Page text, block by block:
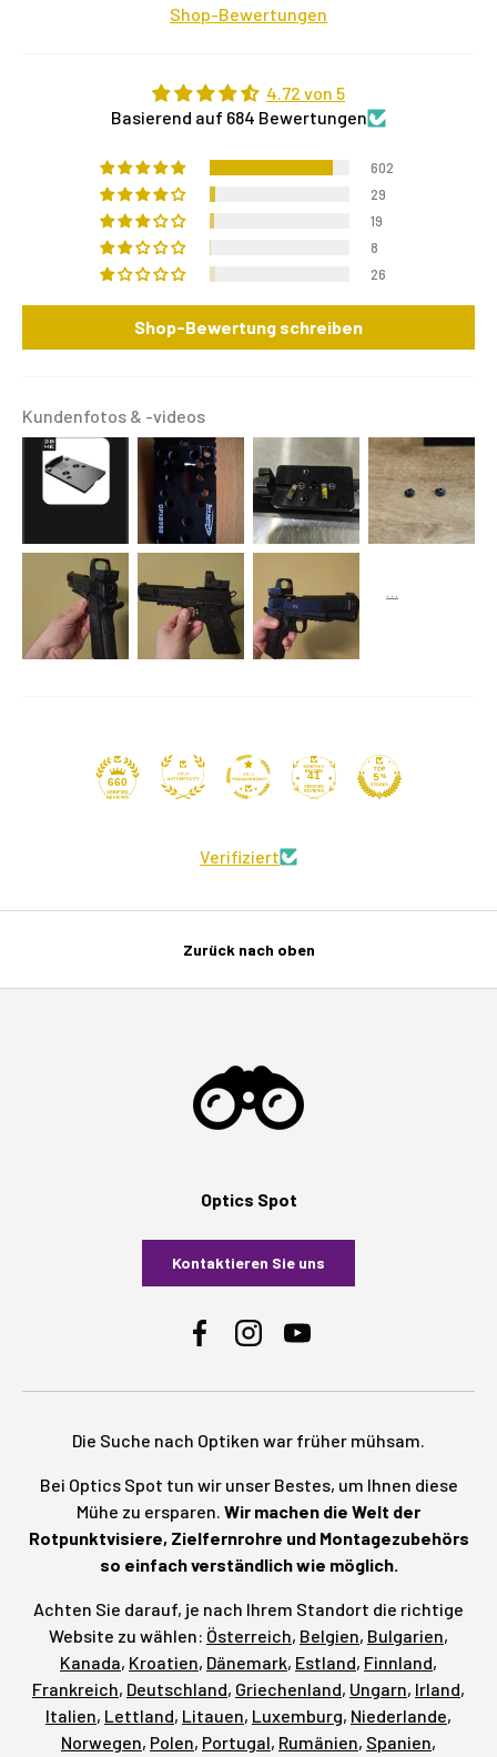
Shop-Bewertungen
4.72 von 5
Basierend auf 684 Bewertungen
602
29
19
8
26
Shop-Bewertung schreiben
Kundenfotos & -videos
660
41
Verifiziert
Zurück nach oben
Optics Spot
Kontaktieren Sie uns
FacebookInstagramYouTube
Die Suche nach Optiken war früher mühsam.
Bei Optics Spot tun wir unser Bestes, um Ihnen diese
Mühe zu ersparen. Wir machen die Welt der
Rotpunktvisiere, Zielfernrohre und Montagezubehörs
so einfach verständlich wie möglich.
Achten Sie darauf, je nach Ihrem Standort die richtige
Website zu wählen: Österreich, Belgien, Bulgarien,
Kanada, Kroatien, Dänemark, Estland, Finnland,
Frankreich, Deutschland, Griechenland, Ungarn, Irland,
Italien, Lettland, Litauen, Luxemburg, Niederlande,
Norwegen, Polen, Portugal, Rumänien, Spanien,